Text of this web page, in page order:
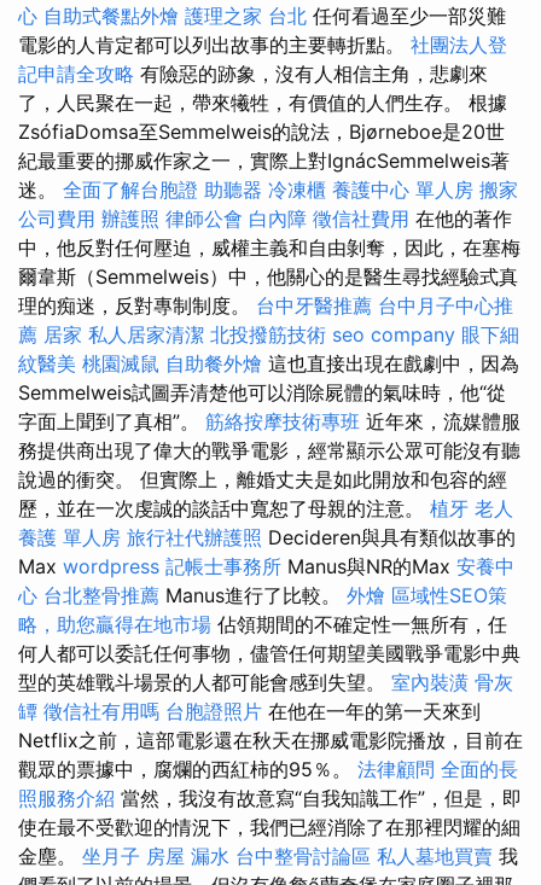
心 自助式餐點外燴 護理之家 台北 任何看過至少一部災難
電影的人肯定都可以列出故事的主要轉折點。 社團法人登
記申請全攻略 有險惡的跡象，沒有人相信主角，悲劇來
了，人民聚在一起，帶來犧牲，有價值的人們生存。 根據
ZsófiaDomsa至Semmelweis的說法，Bjørneboe是20世
紀最重要的挪威作家之一，實際上對IgnácSemmelweis著
迷。 全面了解台胞證 助聽器 冷凍櫃 養護中心 單人房 搬家
公司費用 辦護照 律師公會 白內障 徵信社費用 在他的著作
中，他反對任何壓迫，威權主義和自由剝奪，因此，在塞梅
爾韋斯（Semmelweis）中，他關心的是醫生尋找經驗式真
理的痴迷，反對專制制度。 台中牙醫推薦 台中月子中心推
薦 居家 私人居家清潔 北投撥筋技術 seo company 眼下細
紋醫美 桃園滅鼠 自助餐外燴 這也直接出現在戲劇中，因為
Semmelweis試圖弄清楚他可以消除屍體的氣味時，他“從
字面上聞到了真相”。 筋絡按摩技術專班 近年來，流媒體服
務提供商出現了偉大的戰爭電影，經常顯示公眾可能沒有聽
說過的衝突。 但實際上，離婚丈夫是如此開放和包容的經
歷，並在一次虔誠的談話中寬恕了母親的注意。 植牙 老人
養護 單人房 旅行社代辦護照 Decideren與具有類似故事的
Max wordpress 記帳士事務所 Manus與NR的Max 安養中
心 台北整骨推薦 Manus進行了比較。 外燴 區域性SEO策
略，助您贏得在地市場 佔領期間的不確定性一無所有，任
何人都可以委託任何事物，儘管任何期望美國戰爭電影中典
型的英雄戰斗場景的人都可能會感到失望。 室內裝潢 骨灰
罈 徵信社有用嗎 台胞證照片 在他在一年的第一天來到
Netflix之前，這部電影還在秋天在挪威電影院播放，目前在
觀眾的票據中，腐爛的西紅柿的95％。 法律顧問 全面的長
照服務介紹 當然，我沒有故意寫“自我知識工作”，但是，即
使在最不受歡迎的情況下，我們已經消除了在那裡閃耀的細
金塵。 坐月子 房屋 漏水 台中整骨討論區 私人墓地買賣 我